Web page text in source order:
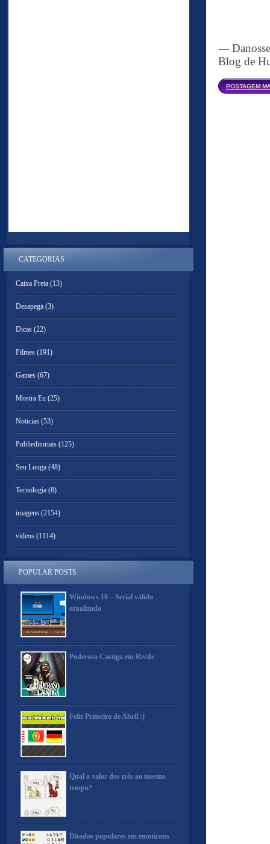
---
Blog de
POSTAGEM
CATEGORIAS
Caixa Preta (13)
Desapega (3)
Dicas (22)
Filmes (191)
Games (67)
Mostra Eu (25)
Noticias (53)
Publieditoriais (125)
Seu Lunga (48)
Tecnologia (8)
imagens (2154)
videos (1114)
POPULAR POSTS
Windows 10 – Serial válido
atualizado
Poderoso Castiga em Recife
Feliz Primeiro de Abril :)
Qual o valor dos três ao mesmo
tempo?
Ditados populares em emoticons